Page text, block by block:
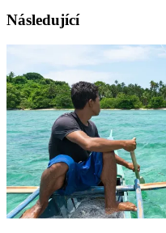
Následující